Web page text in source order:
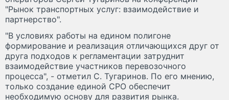
"Рынок транспортных услуг: взаимодействие и
партнерство".
"В условиях работы на едином полигоне
формирование и реализация отличающихся друг от
друга подходов к регламентации затруднит
взаимодействие участников перевозочного
процесса", - отметил С. Тугаринов. По его мнению,
только создание единой СРО обеспечит
необходимую основу для развития рынка.